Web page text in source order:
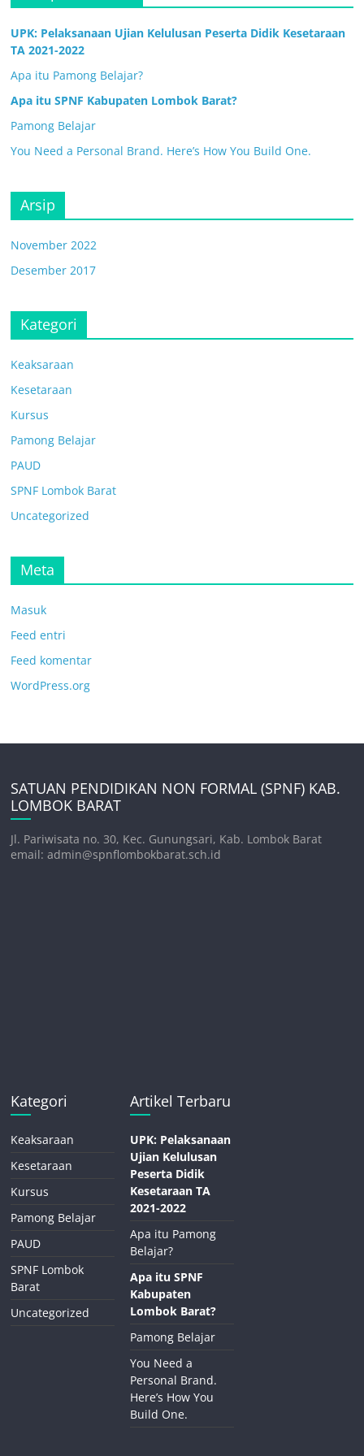
UPK: Pelaksanaan Ujian Kelulusan Peserta Didik Kesetaraan
TA 2021-2022
Apa itu Pamong Belajar?
Apa itu SPNF Kabupaten Lombok Barat?
Pamong Belajar
You Need a Personal Brand. Here’s How You Build One.
Arsip
November 2022
Desember 2017
Kategori
Keaksaraan
Kesetaraan
Kursus
Pamong Belajar
PAUD
SPNF Lombok Barat
Uncategorized
Meta
Masuk
Feed entri
Feed komentar
WordPress.org
SATUAN PENDIDIKAN NON FORMAL (SPNF) KAB.
LOMBOK BARAT
Jl. Pariwisata no. 30, Kec. Gunungsari, Kab. Lombok Barat
email: admin@spnflombokbarat.sch.id
Kategori
Keaksaraan
Kesetaraan
Kursus
Pamong Belajar
PAUD
SPNF Lombok
Barat
Uncategorized
Artikel Terbaru
UPK: Pelaksanaan
Ujian Kelulusan
Peserta Didik
Kesetaraan TA
2021-2022
Apa itu Pamong
Belajar?
Apa itu SPNF
Kabupaten
Lombok Barat?
Pamong Belajar
You Need a
Personal Brand.
Here’s How You
Build One.